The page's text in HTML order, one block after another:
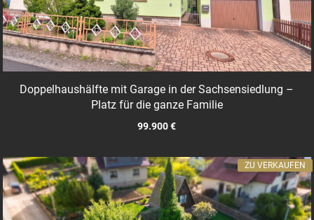
Doppelhaushälfte mit Garage in der Sachsensiedlung –
Platz für die ganze Familie
99.900 €
ZU VERKAUFEN